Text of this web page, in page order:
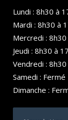
Lundi : 8h30 à
Mardi : 8h30 à
Mercredi :
Jeudi : 8h30 à
Vendredi :
Samedi : Fermé
Dimanche :